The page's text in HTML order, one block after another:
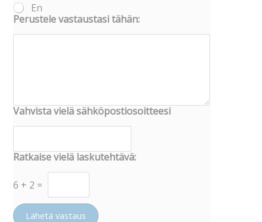
En
Perustele vastaustasi tähän:
Vahvista vielä sähköpostiosoitteesi
Ratkaise vielä laskutehtävä:
6 + 2 =
Lähetä vastaus